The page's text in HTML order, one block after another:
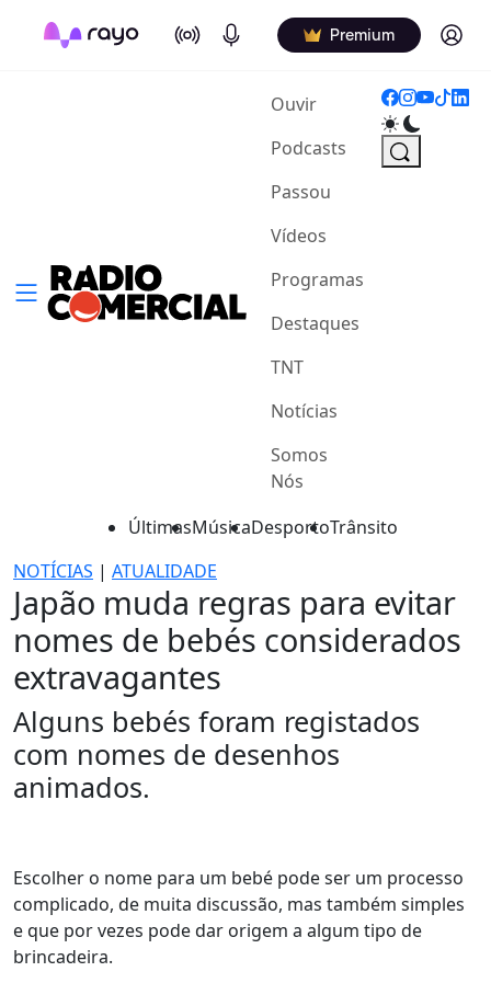
On Air Podcasts Premium Log in
Ouvir(current)
Podcasts
Passou
Vídeos
Programas
Destaques
TNT
Notícias
Somos
Nós
ÚltimasMúsicaDesportoTrânsito
NOTÍCIAS | ATUALIDADE
Japão muda regras para evitar
nomes de bebés considerados
extravagantes
Alguns bebés foram registados
com nomes de desenhos
animados.
Escolher o nome para um bebé pode ser um processo
complicado, de muita discussão, mas também simples
e que por vezes pode dar origem a algum tipo de
brincadeira.